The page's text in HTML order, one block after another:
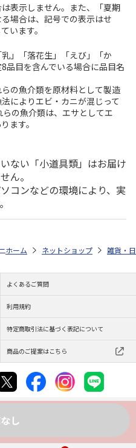
表示しません。また、「夏期
場合は、記号での表示はせ
います。
」「落花生」「えび」「か
品目を含んでいる場合に品目名
の魚介類を原材料として製造
によりエビ・カニが混じって
の魚介類は、エサとしてエ
ます。
ない「小道具類」はお届け
ん。
コンなどの環境により、実
し
竹箸 21cm ピカチュウ ANT4
ホーム ネットショップ 雑貨・
よくあるご質問
利用規約
特定商取引法に基づく表記について
商品のご提案はこちら